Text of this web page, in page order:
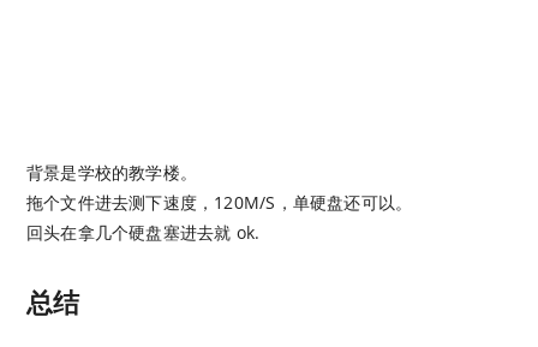
背景是学校的教学楼。
拖个文件进去测下速度，120M/S，单硬盘还可以。
回头在拿几个硬盘塞进去就 ok.
总结